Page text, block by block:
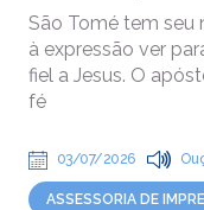
São Tomé tem
à expressão ver
fiel a Jesus. O
fé
03/07/2026
ASSESSORIA DE